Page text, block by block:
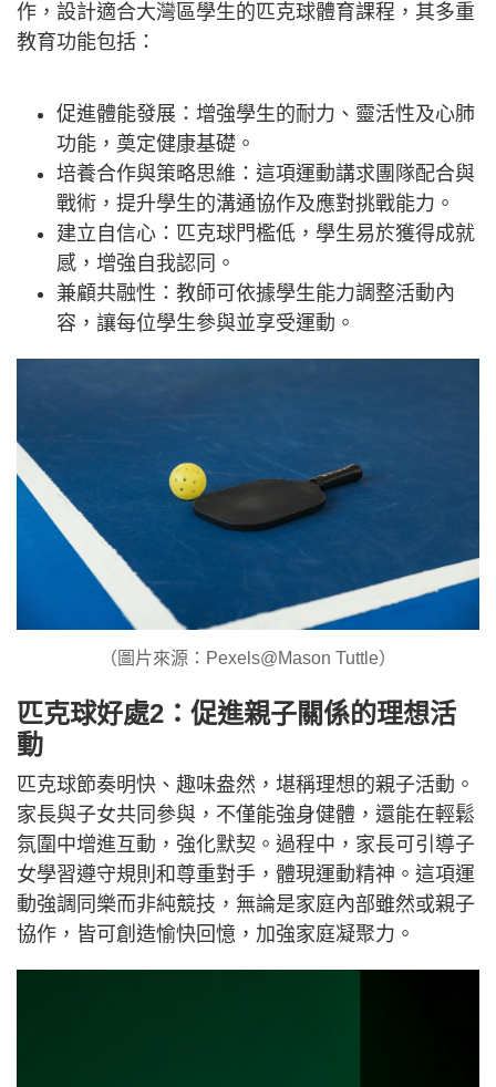
作，設計適合大灣區學生的匹克球體育課程，其多重
教育功能包括：
促進體能發展：增強學生的耐力、靈活性及心肺
功能，奠定健康基礎。
培養合作與策略思維：這項運動講求團隊配合與
戰術，提升學生的溝通協作及應對挑戰能力。
建立自信心：匹克球門檻低，學生易於獲得成就
感，增強自我認同。
兼顧共融性：教師可依據學生能力調整活動內
容，讓每位學生參與並享受運動。
（圖片來源：Pexels@Mason Tuttle）
匹克球好處2：促進親子關係的理想活
動
匹克球節奏明快、趣味盎然，堪稱理想的親子活動。
家長與子女共同參與，不僅能強身健體，還能在輕鬆
氛圍中增進互動，強化默契。過程中，家長可引導子
女學習遵守規則和尊重對手，體現運動精神。這項運
動強調同樂而非純競技，無論是家庭內部雖然或親子
協作，皆可創造愉快回憶，加強家庭凝聚力。